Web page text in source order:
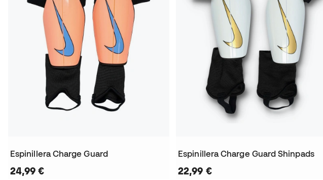
Espinillera Charge Guard
24,99 €
Espinillera Charge Guard Shinpads
22,99 €